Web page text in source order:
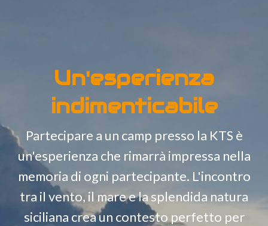
Un'esperienza
indimenticabile
Partecipare a un camp presso la KTS è
un'esperienza che rimarrà impressa nella
memoria di ogni partecipante. L'incontro
tra il vento, il mare e la splendida natura
siciliana crea un contesto perfetto per